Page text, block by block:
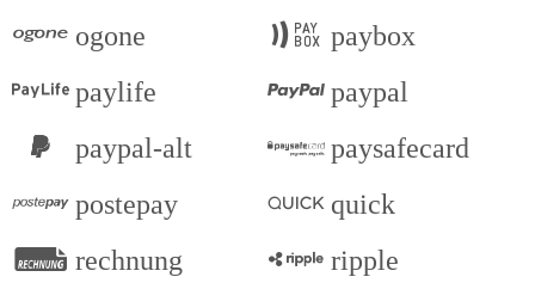
ogone
paybox
paylife
paypal
paypal-alt
paysafecard
postepay
quick
rechnung
ripple